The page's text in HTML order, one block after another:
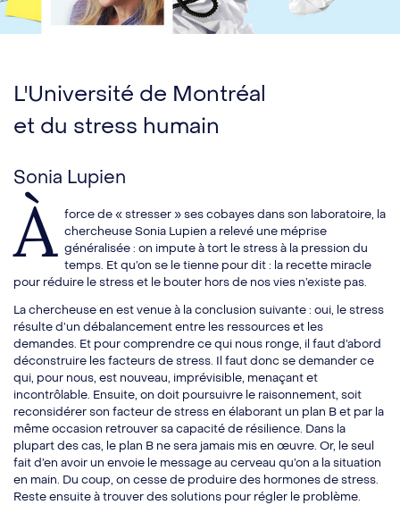
L'Université de Montréal
et du stress humain
Sonia Lupien
À force de « stresser » ses cobayes dans son laboratoire, la
chercheuse Sonia Lupien a relevé une méprise
généralisée : on impute à tort le stress à la pression du
temps. Et qu’on se le tienne pour dit : la recette miracle
pour réduire le stress et le bouter hors de nos vies n’existe pas.
La chercheuse en est venue à la conclusion suivante : oui, le stress
résulte d’un débalancement entre les ressources et les
demandes. Et pour comprendre ce qui nous ronge, il faut d’abord
déconstruire les facteurs de stress. Il faut donc se demander ce
qui, pour nous, est nouveau, imprévisible, menaçant et
incontrôlable. Ensuite, on doit poursuivre le raisonnement, soit
reconsidérer son facteur de stress en élaborant un plan B et par la
même occasion retrouver sa capacité de résilience. Dans la
plupart des cas, le plan B ne sera jamais mis en œuvre. Or, le seul
fait d’en avoir un envoie le message au cerveau qu’on a la situation
en main. Du coup, on cesse de produire des hormones de stress.
Reste ensuite à trouver des solutions pour régler le problème.